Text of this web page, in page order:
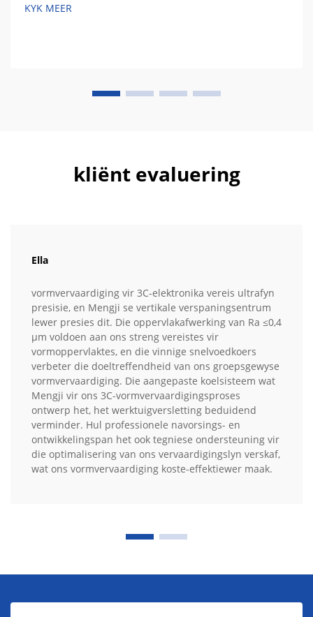
KYK MEER
kliënt evaluering
Ella
vormvervaardiging vir 3C-elektronika vereis ultrafyn
presisie, en Mengji se vertikale verspaningsentrum
lewer presies dit. Die oppervlakafwerking van Ra ≤0,4
µm voldoen aan ons streng vereistes vir
vormoppervlaktes, en die vinnige snelvoedkoers
verbeter die doeltreffendheid van ons groepsgewyse
vormvervaardiging. Die aangepaste koelsisteem wat
Mengji vir ons 3C-vormvervaardigingsproses
ontwerp het, het werktuigversletting beduidend
verminder. Hul professionele navorsings- en
ontwikkelingspan het ook tegniese ondersteuning vir
die optimalisering van ons vervaardigingslyn verskaf,
wat ons vormvervaardiging koste-effektiewer maak.